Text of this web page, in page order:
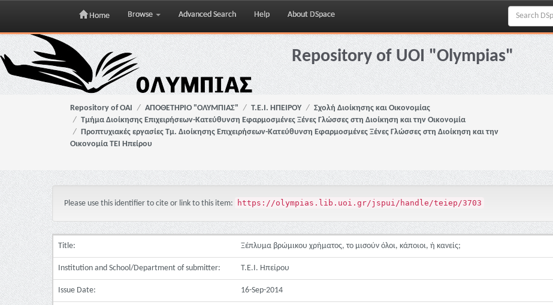
Skip
navigation
Home Browse Advanced Search Help About DSpace
Repository of UOI "Olympias"
Repository of OAI ΑΠΟΘΕΤΗΡΙΟ "ΟΛΥΜΠΙΑΣ" Τ.Ε.Ι. ΗΠΕΙΡΟΥ
Σχολή Διοίκησης και Οικονομίας
Τμήμα Διοίκησης Επιχειρήσεων-Κατεύθυνση Εφαρμοσμένες Ξένες Γλώσσες στη Διοίκηση και την Οικονομία
Προπτυχιακές εργασίες Τμ. Διοίκησης Επιχειρήσεων-Κατεύθυνση Εφαρμοσμένες Ξένες Γλώσσες στη Διοίκηση και την
Οικονομία ΤΕΙ Ηπείρου
Please use this identifier to cite or link to this item: https://olympias.lib.uoi.gr/jspui/handle/teiep/3703
Title: Ξέπλυμα βρώμικου χρήματος, το μισούν όλοι, κάποιοι, ή κανείς;
Institution and School/Department of submitter: Τ.Ε.Ι. Ηπείρου
Issue Date: 16-Sep-2014